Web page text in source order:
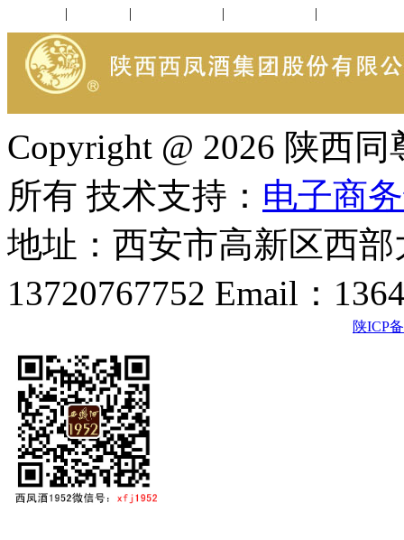
| | | |
Copyright @ 2026 陕西
所有 技术支持： 电子商
地址：西安市高新区西
13720767752 Email：
陕ICP